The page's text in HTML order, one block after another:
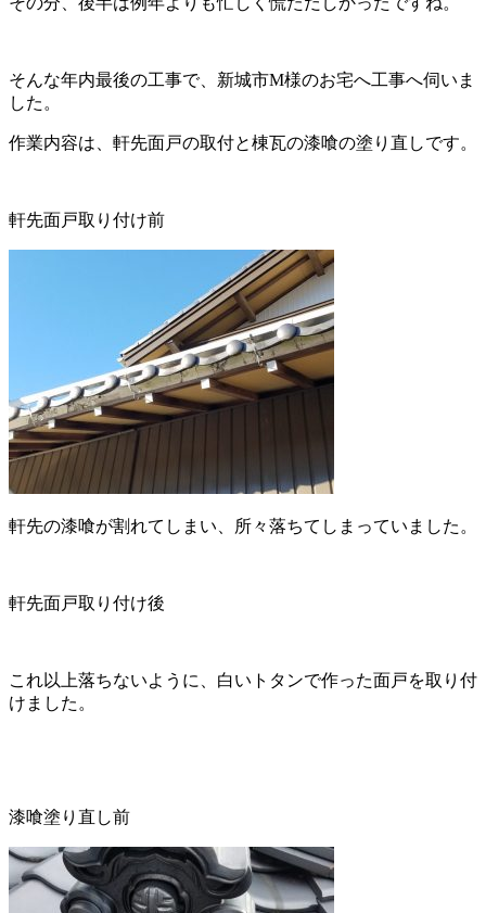
そんな年内最後の工事で、新城市М様のお宅へ工事へ伺いま
した。
作業内容は、軒先面戸の取付と棟瓦の漆喰の塗り直しです。
軒先面戸取り付け前
軒先の漆喰が割れてしまい、所々落ちてしまっていました。
軒先面戸取り付け後
これ以上落ちないように、白いトタンで作った面戸を取り付
けました。
漆喰塗り直し前